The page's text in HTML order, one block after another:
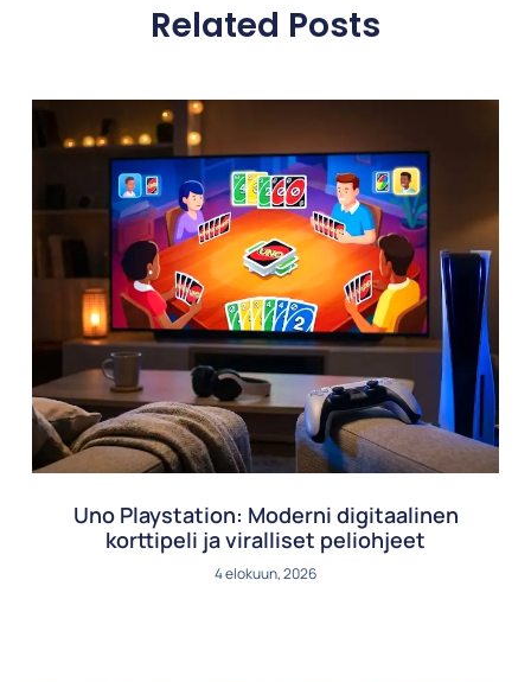
Related Posts
Uno Playstation: Moderni digitaalinen
korttipeli ja viralliset peliohjeet
4 elokuun, 2026